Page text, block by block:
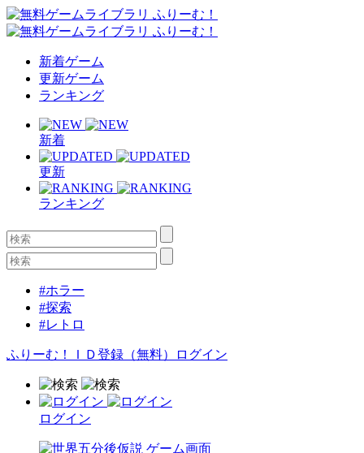
新着ゲーム
更新ゲーム
ランキング
新着
更新
ランキング
#ホラー
#探索
#レトロ
ふりーむ！ＩＤ登録（無料） ログイン
ログイン